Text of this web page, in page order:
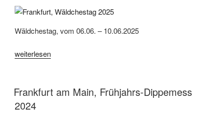
Wäldchestag, vom 06.06. – 10.06.2025
„Frankfurt
Wäldchestag
weiterlesen
Frankfurt am Main, Frühjahrs-Dippemess
2024